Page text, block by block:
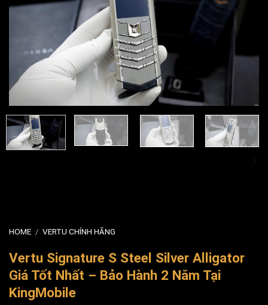
HOME / VERTU CHÍNH HÃNG
Vertu Signature S Steel Silver Alligator
Giá Tốt Nhất – Bảo Hành 2 Năm Tại
KingMobile